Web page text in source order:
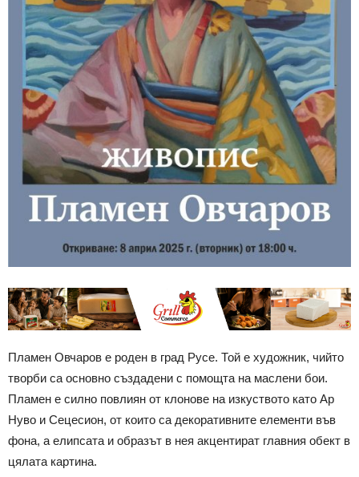
Пламен Овчаров е роден в град Русе. Той е художник, чийто
творби са основно създадени с помощта на маслени бои.
Пламен е силно повлиян от клонове на изкуството като Ар
Нуво и Сецесион, от които са декоративните елементи във
фона, а елипсата и образът в нея акцентират главния обект в
цялата картина.